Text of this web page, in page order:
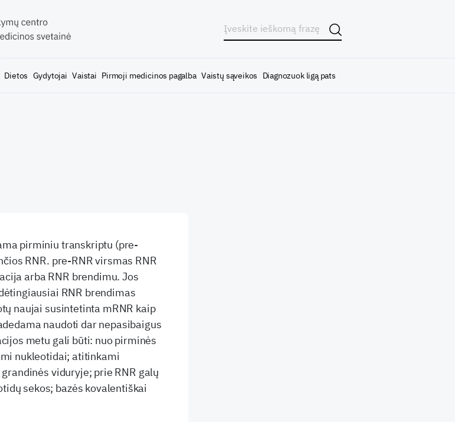
Dietos Gydytojai Vaistai Pirmoji medicinos pagalba Vaistų sąveikos Diagnozuok ligą pats
pirminiu transkriptu (pre-
RNR. pre-RNR virsmas RNR
arba RNR brendimu. Jos
RNR brendimas
naujai susintetinta mRNR kaip
naudoti dar nepasibaigus
metu gali būti: nuo pirminės
nukleotidai; atitinkami
viduryje; prie RNR galų
sekos; bazės kovalentiškai